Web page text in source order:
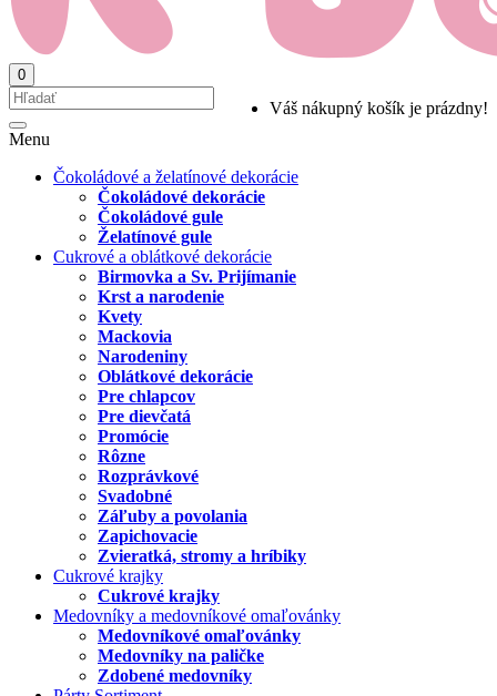
0
Váš nákupný košík je prázdny!
Menu
Čokoládové a želatínové dekorácie
Čokoládové dekorácie
Čokoládové gule
Želatínové gule
Cukrové a oblátkové dekorácie
Birmovka a Sv. Prijímanie
Krst a narodenie
Kvety
Mackovia
Narodeniny
Oblátkové dekorácie
Pre chlapcov
Pre dievčatá
Promócie
Rôzne
Rozprávkové
Svadobné
Záľuby a povolania
Zapichovacie
Zvieratká, stromy a hríbiky
Cukrové krajky
Cukrové krajky
Medovníky a medovníkové omaľovánky
Medovníkové omaľovánky
Medovníky na paličke
Zdobené medovníky